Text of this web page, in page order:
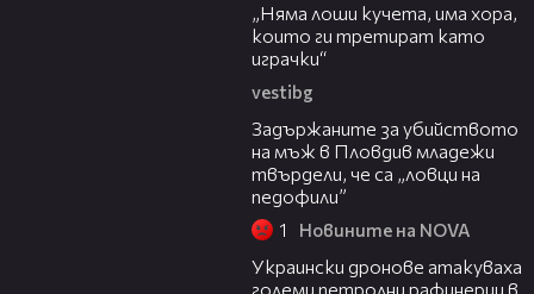
„Няма лоши кучета, има хора,
които ги третират като
играчки“
vestibg
Задържаните за убийството
на мъж в Пловдив младежи
твърдели, че са „ловци на
педофили”
1 Новините на NOVA
Украински дронове атакуваха
големи петролни рафинерии в